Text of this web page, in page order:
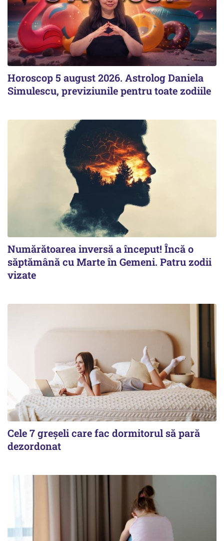
Horoscop 5 august 2026. Astrolog Daniela
Simulescu, previziunile pentru toate zodiile
Numărătoarea inversă a început! Încă o
săptămână cu Marte în Gemeni. Patru zodii
vizate
Cele 7 greșeli care fac dormitorul să pară
dezordonat